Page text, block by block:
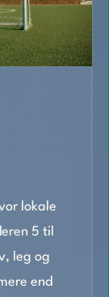
lokale
5 til
leg og
end